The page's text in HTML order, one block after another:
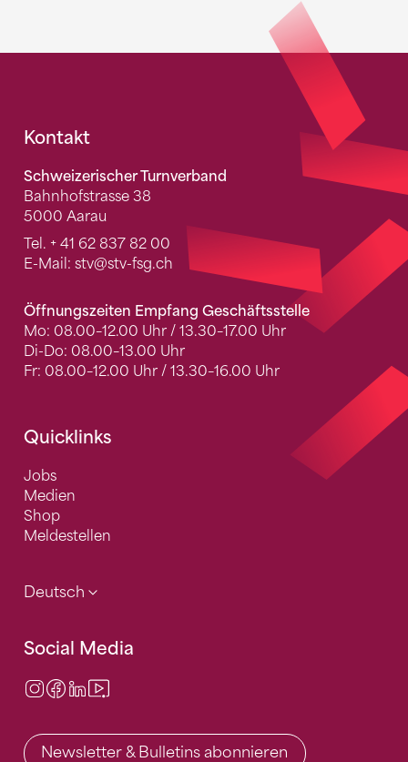
Fusszeile
Kontakt
Schweizerischer Turnverband
Bahnhofstrasse 38
5000 Aarau
Tel. + 41 62 837 82 00
E-Mail: stv@stv-fsg.ch
Öffnungszeiten Empfang Geschäftsstelle
Mo: 08.00–12.00 Uhr / 13.30–17.00 Uhr
Di-Do: 08.00–13.00 Uhr
Fr: 08.00–12.00 Uhr / 13.30–16.00 Uhr
Quicklinks
Jobs
Medien
Shop
Meldestellen
Deutsch
Social Media
Instagram
Facebook
LinkedIn
Newsletter & Bulletins abonnieren